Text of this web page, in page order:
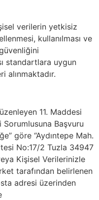
verilerin yetkisiz
kullanılması ve
standartlara uygun
alınmaktadır.
11. Maddesi
Sorumlusuna Başvuru
göre “Aydıntepe Mah.
No:17/2 Tuzla 34947
Kişisel Verilerinizle
tarafından belirlenen
adresi üzerinden